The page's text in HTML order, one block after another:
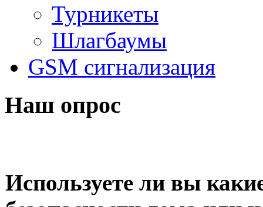
Турникеты
Шлагбаумы
GSM сигнализация
Наш опрос
Используете ли вы